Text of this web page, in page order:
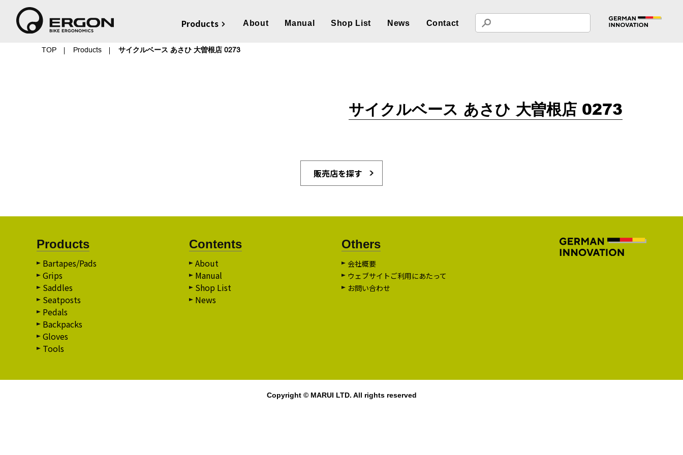
Products About Manual Shop List News Contact
TOP Products サイクルベース あさひ 大曽根店 0273
サイクルベース あさひ 大曽根店 0273
販売店を探す
Products
Bartapes/Pads
Grips
Saddles
Seatposts
Pedals
Backpacks
Gloves
Tools
Contents
About
Manual
Shop List
News
Others
会社概要
ウェブサイトご利用にあたって
お問い合わせ
Copyright © MARUI LTD. All rights reserved